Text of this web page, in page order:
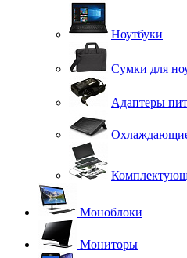
Ноутбуки
Сумки для
Адаптеры
Моноблоки
Мониторы